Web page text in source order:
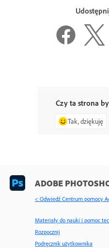
Czy ta strona
Tak, dziękuję
ADOBE
< Odwiedź Centrum pomocy
Materiały do nauki i pomoc
Rozpocznij
Podręcznik użytkownika